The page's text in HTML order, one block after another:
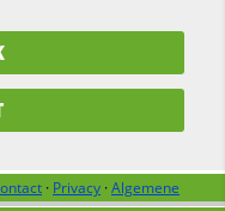
· Privacy ·Algemene